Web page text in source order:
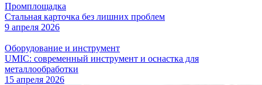
Промплощадка
Стальная карточка без лишних проблем
9 апреля 2026
Оборудование и инструмент
UMIC: современный инструмент и оснастка для
металлообработки
15 апреля 2026